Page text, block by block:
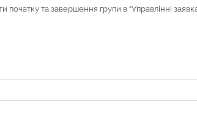
та завершення групи в “Управлінні